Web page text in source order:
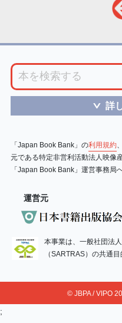
＞ 詳
「Japan Book Bank」の利用規約、
元である特定非営利活動法人映像
「Japan Book Bank」運営事務局
運営元
本事業は、一般社団法
（SARTRAS）の共通
© JBPA / VIPO
;